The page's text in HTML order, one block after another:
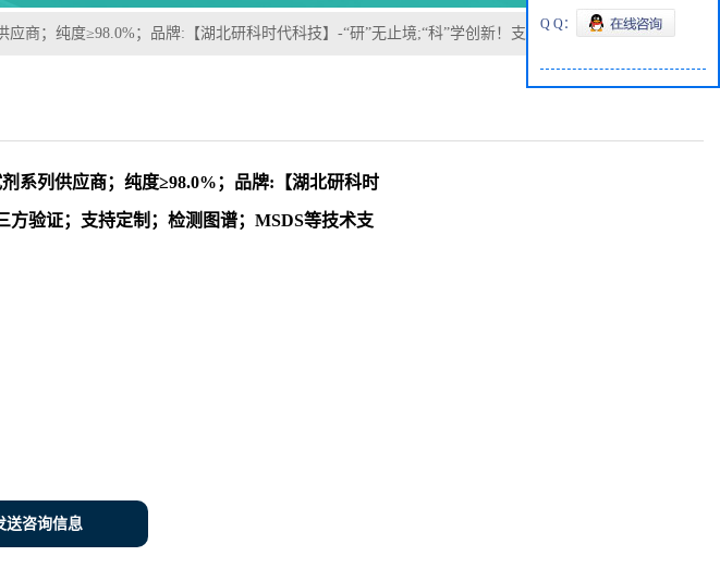
应商；纯度≥98.0%；品牌:【湖北研科时代科技】-“研”无止境;“科”学创新！支持三方验证；支持定制；
剂系列供应商；纯度≥98.0%；品牌:【湖北研科时
方验证；支持定制；检测图谱；MSDS等技术支
送咨询信息
Q Q：